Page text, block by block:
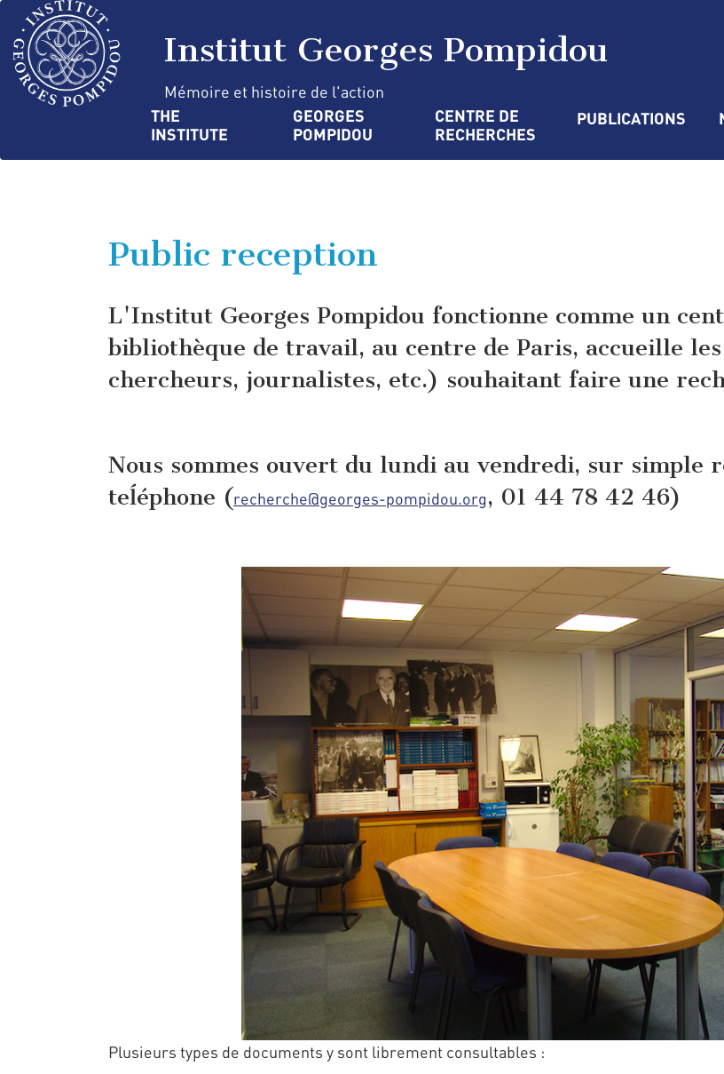
Skip
main
content
Institut Georges Pompidou
Mémoire et histoire de l'action
Navigation
principale
THE
INSTITUTE
GEORGES
POMPIDOU
CENTRE DE
RECHERCHES
PUBLICATIONS
Public reception
L'Institut Georges Pompidou fonctionne comme un
bibliothèque de travail, au centre de Paris, accueille
chercheurs, journalistes, etc.) souhaitant faire une
Nous sommes ouvert du lundi au vendredi, sur simple
teĺéphone (recherche@georges-pompidou.org, 01 44 78 42 46)
Plusieurs types de documents y sont librement consultables :
Cookies management panel